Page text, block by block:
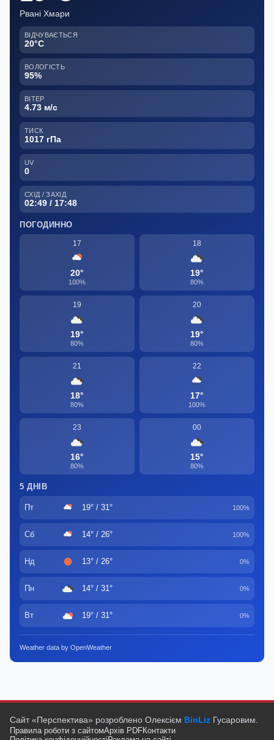
Рвані Хмари
ВІДЧУВАЄТЬСЯ
20°C
ВОЛОГІСТЬ
95%
ВІТЕР
4.73 м/с
ТИСК
1017 гПа
UV
0
СХІД / ЗАХІД
02:49 / 17:48
ПОГОДИННО
17
20°
100%
18
19°
80%
19
19°
80%
20
19°
80%
21
18°
80%
22
17°
100%
23
16°
80%
00
15°
80%
5 ДНІВ
Пт 19° / 31° 100%
Сб 14° / 26° 100%
Нд 13° / 26° 0%
Пн 14° / 31° 0%
Вт 19° / 31° 0%
Weather data by OpenWeather
Сайт «Перспектива» розроблено Олексієм BinLiz Гусаровим.
Правила роботи з сайтомАрхів PDFКонтакти